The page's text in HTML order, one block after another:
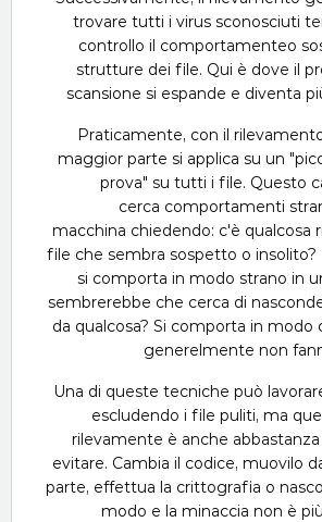
trovare tutti i virus sconosciuti
controllo il comportamenteo
strutture dei file. Qui è dove il
scansione si espande e diventa
Praticamente, con il
maggior parte si applica su un
prova" su tutti i file. Questo
cerca comportamenti
macchina chiedendo: c'è qualcosa
file che sembra sospetto o insolito?
si comporta in modo strano in
sembrerebbe che cerca di
da qualcosa? Si comporta in modo
generelmente non
Una di queste tecniche può
escludendo i file puliti, ma
rilevamente è anche
evitare. Cambia il codice, muovilo
parte, effettua la crittografia o
modo e la minaccia non è